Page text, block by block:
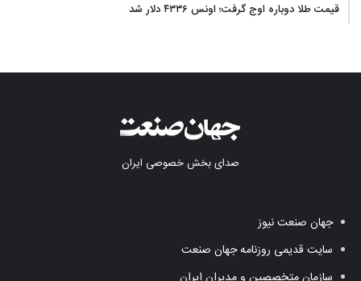
قیمت طلا دوباره اوج گرفت؛ اونس ۴۳۳۶ دلار شد
صدای بخش خصوصی ایران
جهان صنعت نیوز
سایت قدیمی روزنامه جهان صنعت